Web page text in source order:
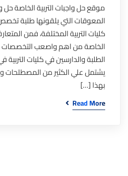
موقع حل واجبات التربية الخاصة حل
المعوقات التي يلقونها طلبة
كليات التربية المختلفة، فمن
الخاصة من اهم واصعب التخصصات
الطلبة والدارسين في كليات
يشتمل علي الكثير من المصطلحات
بهذا […]
Read More